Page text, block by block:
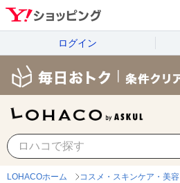
ログイン
LOHACOホーム コスメ・スキンケア・美容